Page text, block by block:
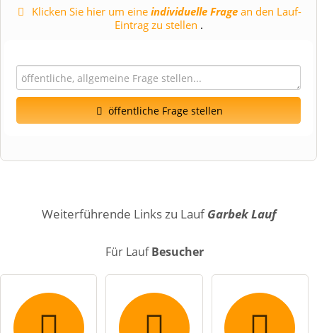
Klicken Sie hier um eineindividuelle Frage an den Lauf-
Eintrag zu stellen .
öffentliche Frage stellen
NameWeiterführende Links zu LaufGarbek Lauf
Für LaufBesucher